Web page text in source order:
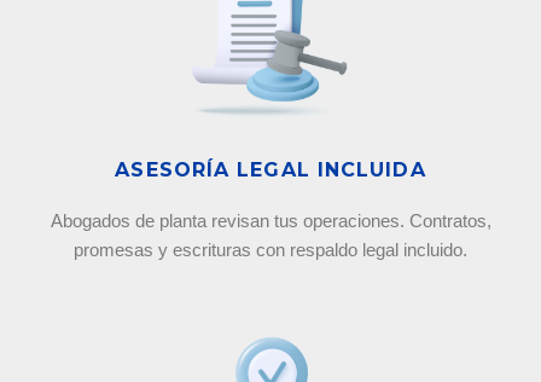
ASESORÍA LEGAL INCLUIDA
Abogados de planta revisan tus operaciones. Contratos,
promesas y escrituras con respaldo legal incluido.